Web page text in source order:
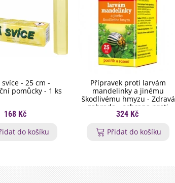
- 25 cm -
pomůcky - 1 ks
168 Kč
do košíku
Přípravek proti larvám
mandelinky a jinému
škodlivému hmyzu - Zdravá
zahrada - ochrana proti
škůdcům - 20 ml
324 Kč
Přidat do košíku